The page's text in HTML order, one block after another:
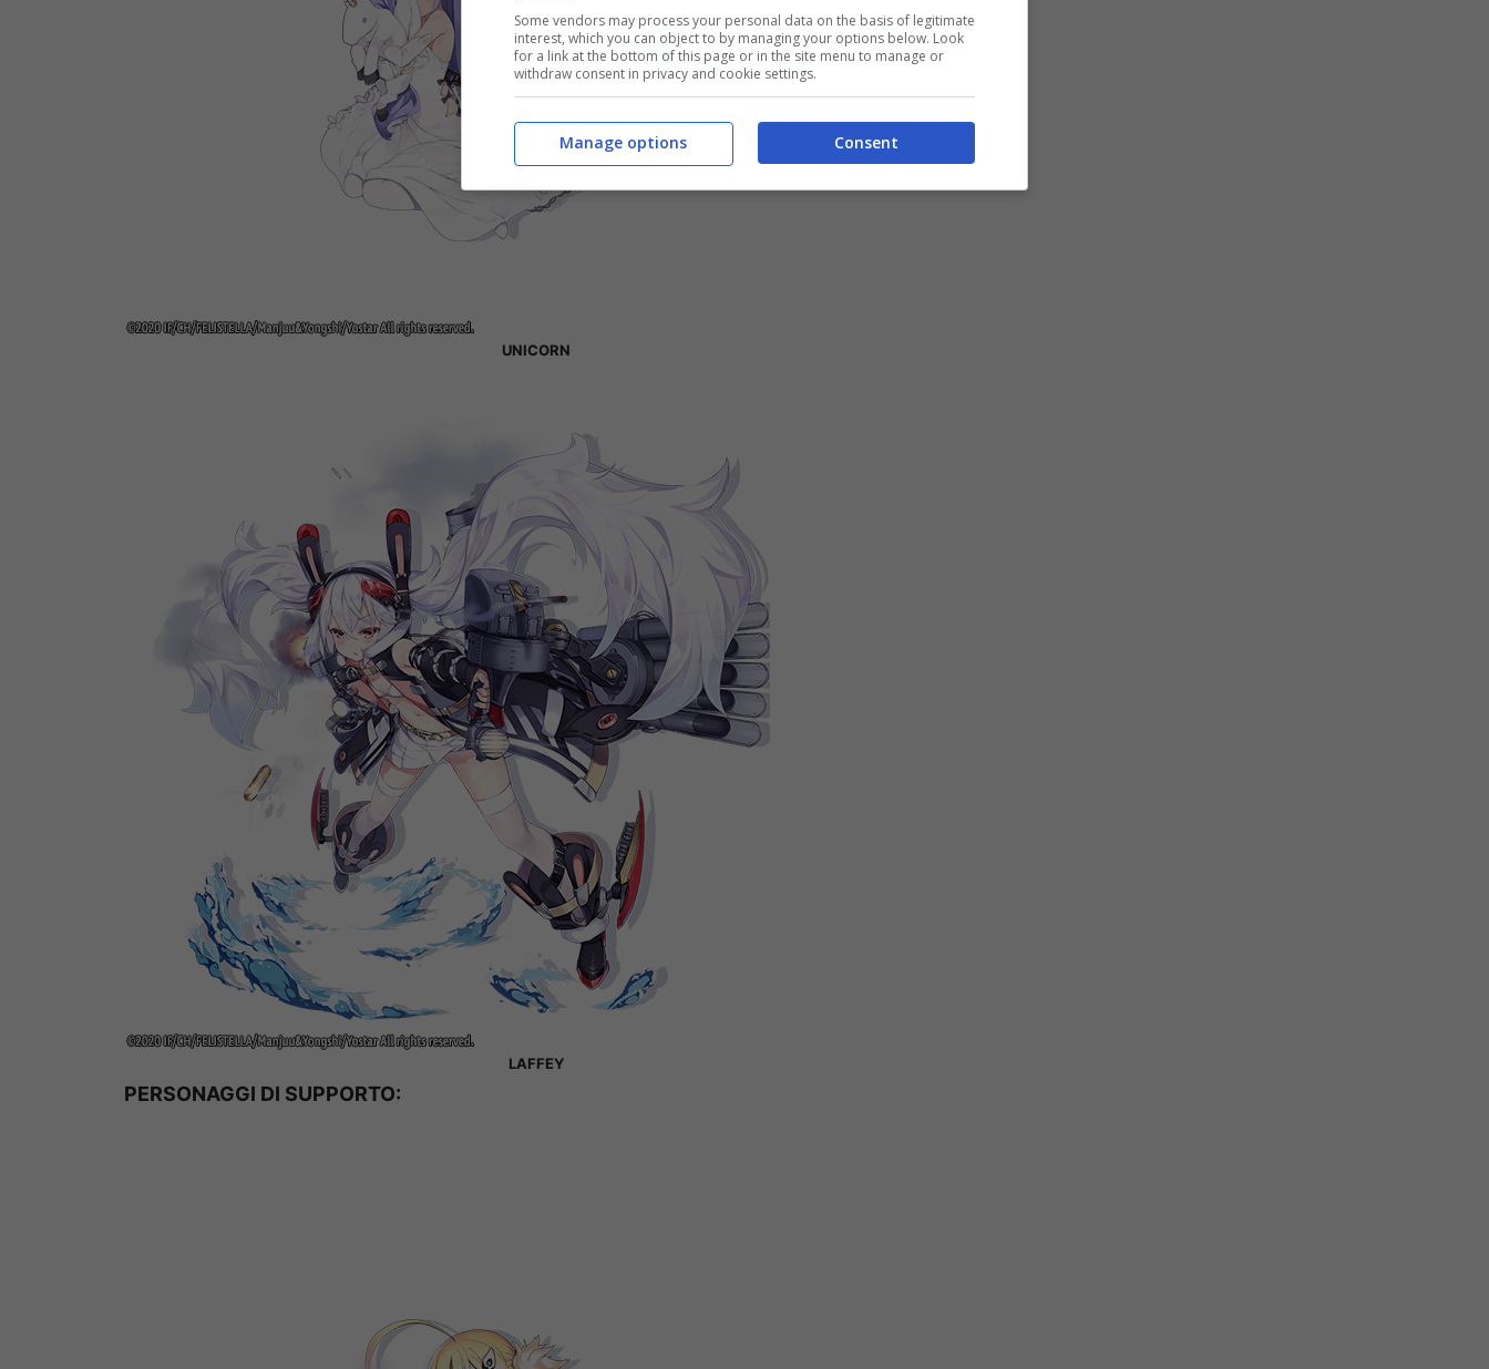
UNICORN
LAFFEY
PERSONAGGI DI SUPPORTO:
Some vendors may process your personal data on the basis of legitimate
interest, which you can object to by managing your options below. Look
for a link at the bottom of this page or in the site menu to manage or
withdraw consent in privacy and cookie settings.
Consent
Manage options